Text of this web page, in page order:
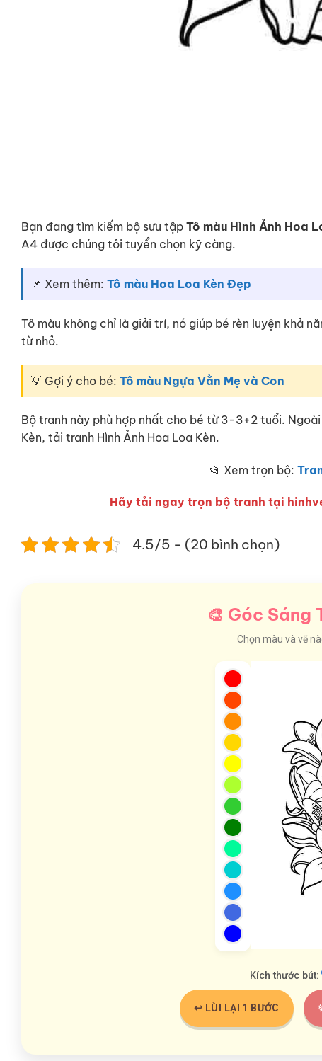
Bạn đang tìm kiếm bộ sưu tập Tô màu Hình Ảnh Hoa
A4 được chúng tôi tuyển chọn kỹ càng.
📌 Xem thêm: Tô màu Hoa Loa Kèn Đẹp
Tô màu không chỉ là giải trí, nó giúp bé rèn luyện khả
từ nhỏ.
💡 Gợi ý cho bé: Tô màu Ngựa Vằn Mẹ và Con
Bộ tranh này phù hợp nhất cho bé từ 3-3+2 tuổi.
Kèn, tải tranh Hình Ảnh Hoa Loa Kèn.
📂 Xem trọn bộ:
Hãy tải ngay trọn bộ tranh tại
4.5/5 - (20 bình chọn)
🎨 Góc Sáng
Chọn màu và vẽ
Kích thước bút:
↩️ LÙI LẠI 1 BƯỚC